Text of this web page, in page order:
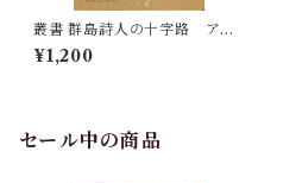
叢書 群島詩人の十字路 アル
フレッド・アルテアーガ＋高
良勉 詩選
¥1,200
セール中の商品